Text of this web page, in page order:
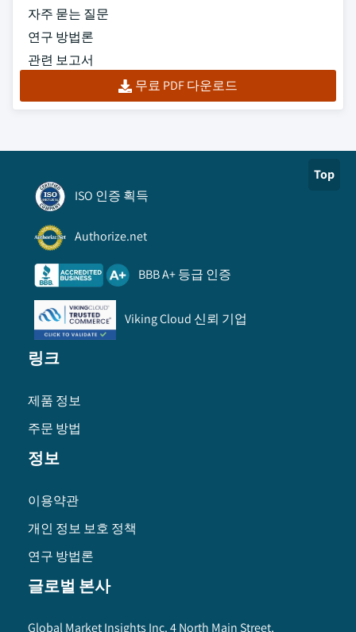
자주 묻는 질문
연구 방법론
관련 보고서
무료 PDF 다운로드
Top
ISO 인증 획득
Authorize.net
BBB A+ 등급 인증
Viking Cloud 신뢰 기업
링크
제품 정보
주문 방법
정보
이용약관
개인 정보 보호 정책
연구 방법론
글로벌 본사
Global Market Insights Inc. 4 North Main Street,